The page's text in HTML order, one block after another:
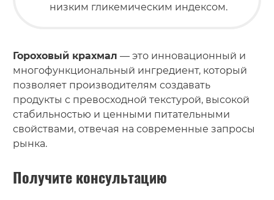
низким гликемическим индексом.
Гороховый крахмал — это инновационный и
многофункциональный ингредиент, который
позволяет производителям создавать
продукты с превосходной текстурой, высокой
стабильностью и ценными питательными
свойствами, отвечая на современные запросы
рынка.
Получитe консультацию